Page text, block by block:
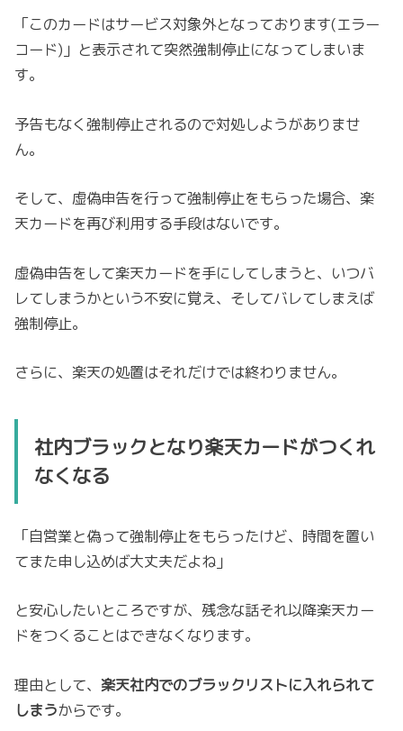
「このカードはサービス対象外となっております(エラー
コード)」と表示されて突然強制停止になってしまいま
す。
予告もなく強制停止されるので対処しようがありませ
ん。
そして、虚偽申告を行って強制停止をもらった場合、楽
天カードを再び利用する手段はないです。
虚偽申告をして楽天カードを手にしてしまうと、いつバ
レてしまうかという不安に覚え、そしてバレてしまえば
強制停止。
さらに、楽天の処置はそれだけでは終わりません。
社内ブラックとなり楽天カードがつくれ
なくなる
「自営業と偽って強制停止をもらったけど、時間を置い
てまた申し込めば大丈夫だよね」
と安心したいところですが、残念な話それ以降楽天カー
ドをつくることはできなくなります。
理由として、 楽天社内でのブラックリストに入れられて
しまうからです。